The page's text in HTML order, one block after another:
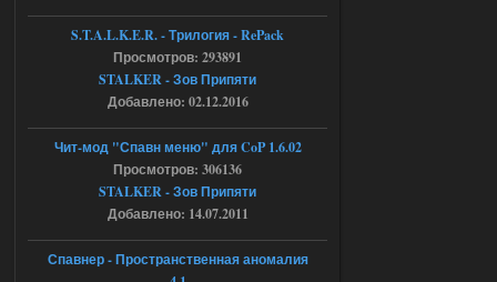
Доступно только для пользователей
Ответить ➤
04.08.2026
Объединенный Пак 2 + OGSR +
STCoP WP 3.4
S.T.A.L.K.E.R. - Трилогия - RePack
Просмотров: 293891
STALKER - Зов Припяти
Добавлено: 02.12.2016
Чит-мод "Спавн меню" для CoP 1.6.02
Просмотров: 306136
STALKER - Зов Припяти
Добавлено: 14.07.2011
Спавнер - Пространственная аномалия